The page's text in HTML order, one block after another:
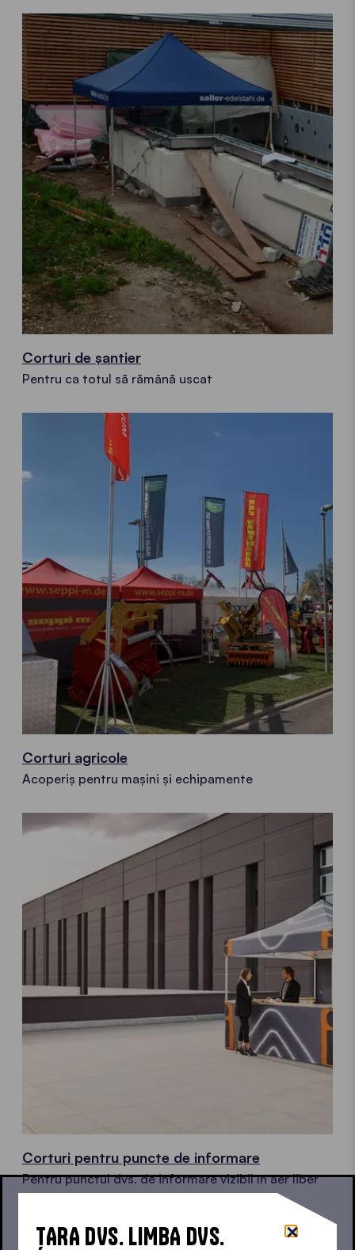
Corturi de șantier
Pentru ca totul să rămână uscat
Corturi agricole
Acoperiș pentru mașini și echipamente
Corturi pentru puncte de informare
Pentru punctul dvs. de informare vizibil în aer liber
ȚARA DVS. LIMBA DVS.